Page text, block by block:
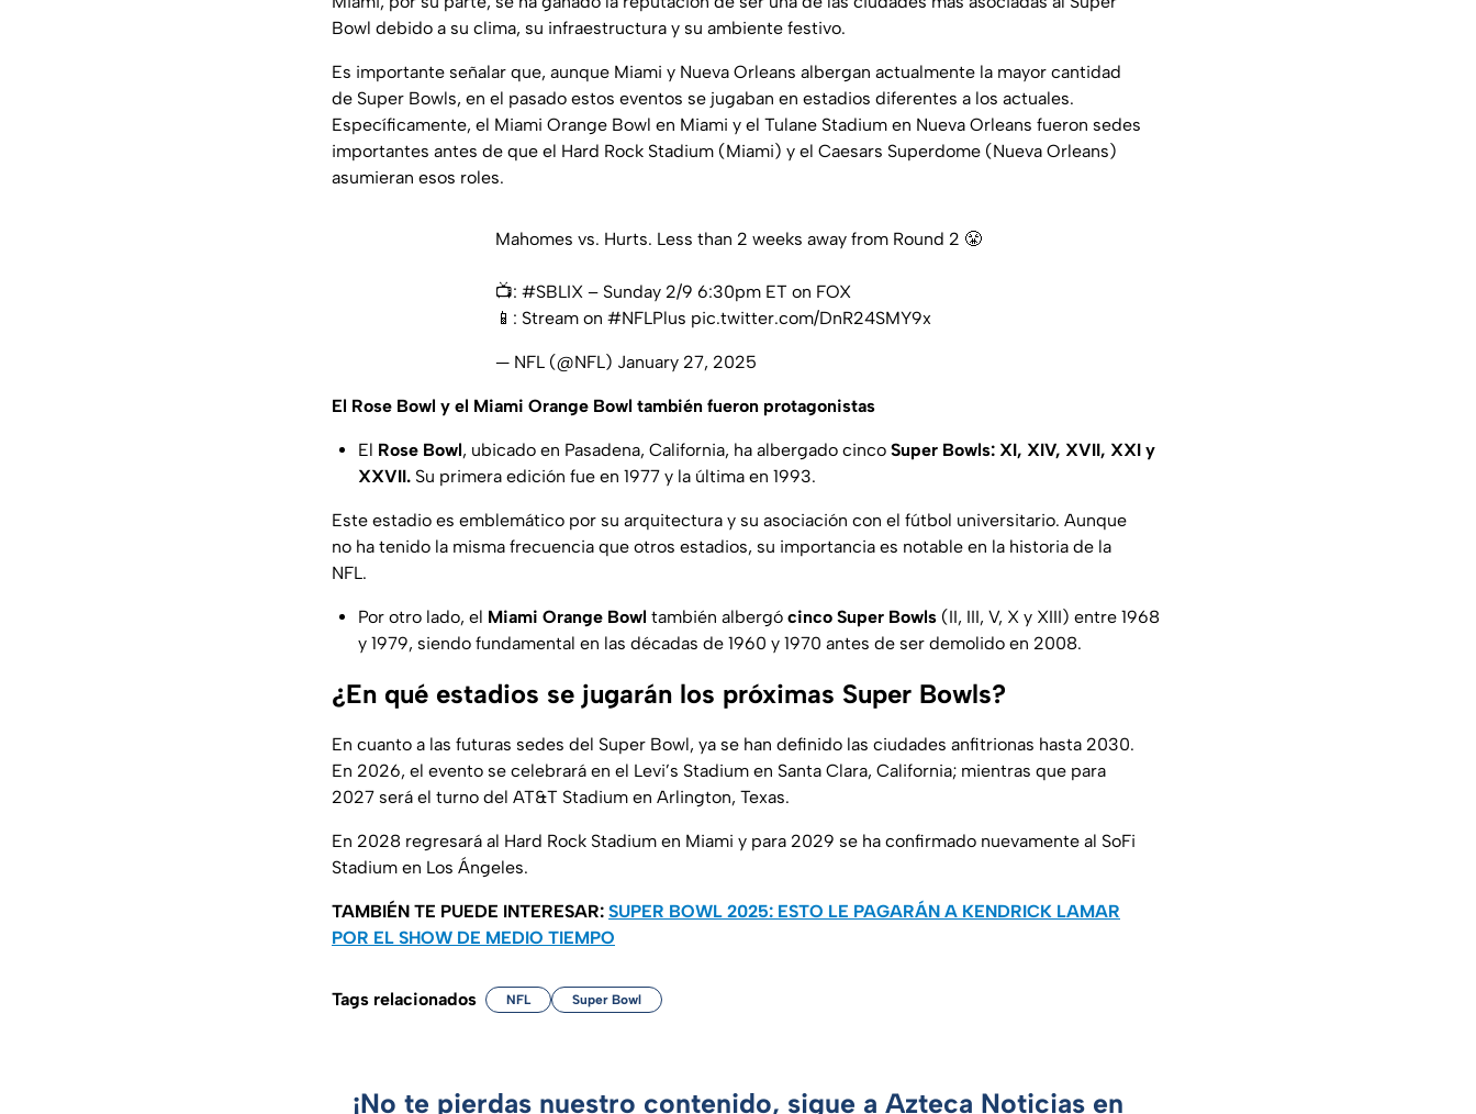
Bowl debido a su clima, su infraestructura y su ambiente festivo.
Es importante señalar que, aunque Miami y Nueva Orleans albergan actualmente la mayor cantidad
de Super Bowls, en el pasado estos eventos se jugaban en estadios diferentes a los actuales.
Específicamente, el Miami Orange Bowl en Miami y el Tulane Stadium en Nueva Orleans fueron sedes
importantes antes de que el Hard Rock Stadium (Miami) y el Caesars Superdome (Nueva Orleans)
asumieran esos roles.
Mahomes vs. Hurts. Less than 2 weeks away from Round 2 😤
📺: #SBLIX– Sunday 2/9 6:30pm ET on FOX
📱: Stream on #NFLPlus pic.twitter.com/DnR24SMY9x
— NFL (@NFL) January 27, 2025
El Rose Bowl y el Miami Orange Bowl también fueron protagonistas
El Rose Bowl, ubicado en Pasadena, California, ha albergado cinco Super Bowls: XI, XIV, XVII, XXI y
XXVII. Su primera edición fue en 1977 y la última en 1993.
Este estadio es emblemático por su arquitectura y su asociación con el fútbol universitario. Aunque
no ha tenido la misma frecuencia que otros estadios, su importancia es notable en la historia de la
NFL.
Por otro lado, el Miami Orange Bowl también albergó cinco Super Bowls (II, III, V, X y XIII) entre 1968
y 1979, siendo fundamental en las décadas de 1960 y 1970 antes de ser demolido en 2008.
¿En qué estadios se jugarán los próximas Super Bowls?
En cuanto a las futuras sedes del Super Bowl, ya se han definido las ciudades anfitrionas hasta 2030.
En 2026, el evento se celebrará en el Levi’s Stadium en Santa Clara, California; mientras que para
2027 será el turno del AT&T Stadium en Arlington, Texas.
En 2028 regresará al Hard Rock Stadium en Miami y para 2029 se ha confirmado nuevamente al SoFi
Stadium en Los Ángeles.
TAMBIÉN TE PUEDE INTERESAR: SUPER BOWL 2025: ESTO LE PAGARÁN A KENDRICK LAMAR
POR EL SHOW DE MEDIO TIEMPO
Tags relacionados NFL Super Bowl
¡No te pierdas nuestro contenido, sigue a Azteca Noticias en